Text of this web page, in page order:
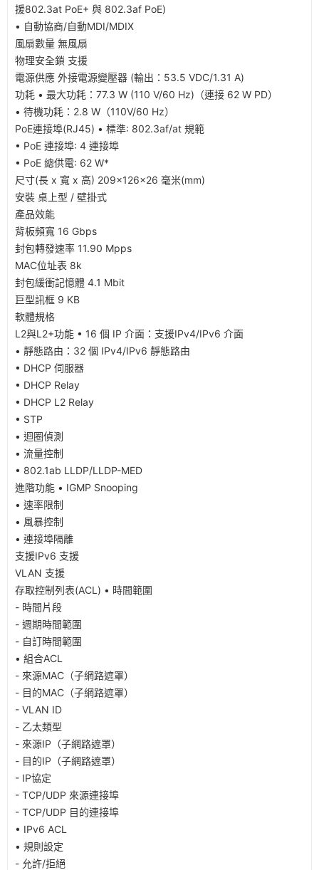
援802.3at PoE+ 與 802.3af PoE)
• 自動協商/自動MDI/MDIX
風扇數量 無風扇
物理安全鎖 支援
電源供應 外接電源變壓器 (輸出：53.5 VDC/1.31 A)
功耗 • 最大功耗：77.3 W (110 V/60 Hz)（連接 62 W PD）
• 待機功耗：2.8 W（110V/60 Hz）
PoE連接埠(RJ45) • 標準: 802.3af/at 規範
• PoE 連接埠: 4 連接埠
• PoE 總供電: 62 W*
尺寸(長 x 寬 x 高) 209×126×26 毫米(mm)
安裝 桌上型 / 壁掛式
產品效能
背板頻寬 16 Gbps
封包轉發速率 11.90 Mpps
MAC位址表 8k
封包緩衝記憶體 4.1 Mbit
巨型訊框 9 KB
軟體規格
L2與L2+功能 • 16 個 IP 介面：支援IPv4/IPv6 介面
• 靜態路由：32 個 IPv4/IPv6 靜態路由
• DHCP 伺服器
• DHCP Relay
• DHCP L2 Relay
• STP
• 迴圈偵測
• 流量控制
• 802.1ab LLDP/LLDP-MED
進階功能 • IGMP Snooping
• 速率限制
• 風暴控制
• 連接埠隔離
支援IPv6 支援
VLAN 支援
存取控制列表(ACL) • 時間範圍
- 時間片段
- 週期時間範圍
- 自訂時間範圍
• 組合ACL
- 來源MAC（子網路遮罩）
- 目的MAC（子網路遮罩）
- VLAN ID
- 乙太類型
- 來源IP（子網路遮罩）
- 目的IP（子網路遮罩）
- IP協定
- TCP/UDP 來源連接埠
- TCP/UDP 目的連接埠
• IPv6 ACL
• 規則設定
- 允許/拒絕